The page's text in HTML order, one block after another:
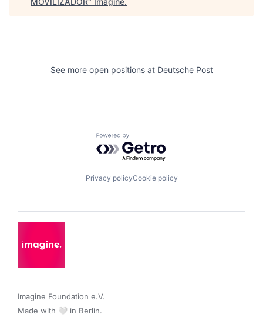
See more open positions at Deutsche Post
Powered by Getro.com
Privacy policyCookie policy
Imagine Foundation e.V.
Made with 🤍 in Berlin.